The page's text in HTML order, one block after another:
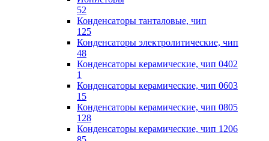
52
Конденсаторы танталовые, чип
125
Конденсаторы электролитические, чип
48
Конденсаторы керамические, чип 0402
1
Конденсаторы керамические, чип 0603
15
Конденсаторы керамические, чип 0805
128
Конденсаторы керамические, чип 1206